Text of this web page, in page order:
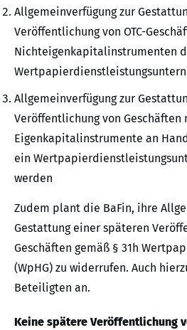
Allgemeinverfügung zur
Veröffentlichung von OTC-
Nichteigenkapitalinstrumenten
Allgemeinverfügung zur
Veröffentlichung von Geschäften
Eigenkapitalinstrumente an
ein
werden
Zudem plant die BaFin, ihre
Gestattung einer späteren
Geschäften gemäß § 31h
(WpHG) zu widerrufen. Auch
Beteiligten an.
Keine spätere Veröffentlichung